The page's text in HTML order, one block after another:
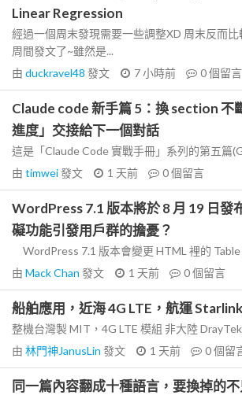
Linear Regression
經過一個周末發現需要一些調整XD 周末反而
周間發文了~雖然是...
由 duckravel48 發文 7 小時前 0個留言
Claude code 新手篇 5：換 section 不
進度」交接給下一個對話
這是「Claude Code 實戰手冊」系列的第五篇
由 timwei發文 1 天前 0個留言
WordPress 7.1 版本將於 8 月 19 日發
礙功能引發用戶群的擔憂？
WordPress 7.1 版本會變更 HTML 裡的 Table
由 Mack Chan 發文 1 天前 0個留言
船舶應用，近海 4G LTE，航運
整機台灣製 MIT，4G LTE 模組 非大陸
由 林門神JanusLin 發文 1 天前 0個留
同一篇內容翻成十種語言，要換掉的